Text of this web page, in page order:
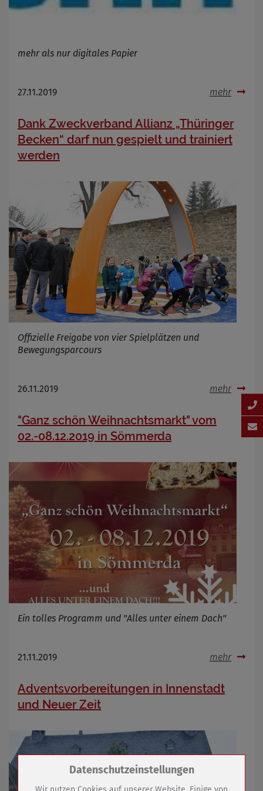
mehr als nur digitales Papier
27.11.2019 mehr
Dank Zweckverband Allianz „Thüringer
Becken“ darf nun gespielt und trainiert
werden
Offizielle Freigabe von vier Spielplätzen und
Bewegungsparcours
26.11.2019 mehr
"Ganz schön Weihnachtsmarkt" vom
02.-08.12.2019 in Sömmerda
Ein tolles Programm und "Alles unter einem Dach"
21.11.2019 mehr
Adventsvorbereitungen in Innenstadt
und Neuer Zeit
Zum Betrieb der Seite notwendige Cookies /
Datenschutzeinstellungen